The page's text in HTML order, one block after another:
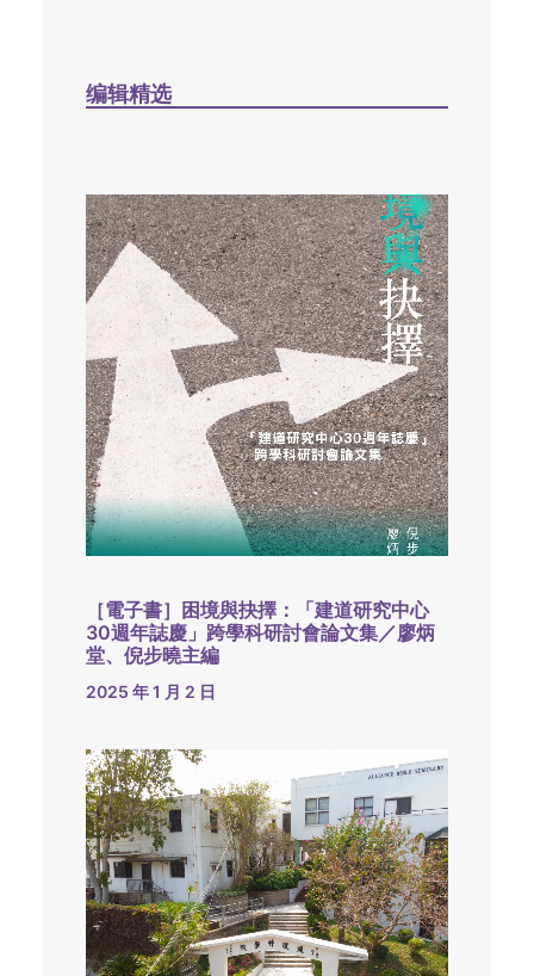
编辑精选
［電子書］困境與抉擇：「建道研究中心
30週年誌慶」跨學科研討會論文集／廖炳
堂、倪步曉主編
2025 年 1 月 2 日